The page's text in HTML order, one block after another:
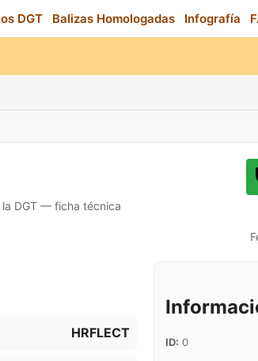
DGT Balizas Homologadas Infografía
DGT — ficha técnica
HRFLECT
ID: 0